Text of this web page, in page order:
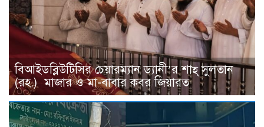
বিআইডব্লিউটিসির চেয়ারম্যান ড্যানী’র শাহ্ সুলতান
(রহ.) মাজার ও মা-বাবার কবর জিয়ারত